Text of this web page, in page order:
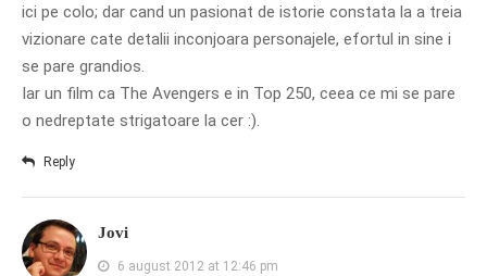
ici pe colo; dar cand un pasionat de istorie constata la a treia
vizionare cate detalii inconjoara personajele, efortul in sine i
se pare grandios.
Iar un film ca The Avengers e in Top 250, ceea ce mi se pare
o nedreptate strigatoare la cer :).
Reply
Jovi
6 august 2012 at 12:46 pm